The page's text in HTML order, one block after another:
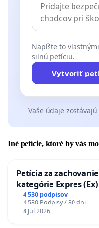
Napíšte to
silnú petíciu.
Vytvoriť
Vaše údaje zostávajú
Iné petície, ktoré by vás
Petícia za
kategórie Expres
stanici Púchov
4 530 podpisov
4 530 Podpisy / 30 dni
8 Jul 2026